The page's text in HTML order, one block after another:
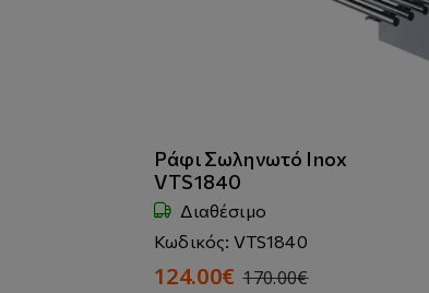
Ράφι Σωληνωτό Inox
VTS1840
Διαθέσιμο
Κωδικός: VTS1840
124.00€ 170.00€